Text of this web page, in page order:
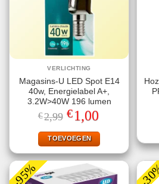
VERLICHTING
Magasins-U LED Spot E14
40w, Energielabel A+,
3.2W>40W 196 lumen
€2,99 Oorspronkelijke
prijs
was:
€2,99.
€1,00
is:
€1,00.
TOEVOEGEN
-95% -